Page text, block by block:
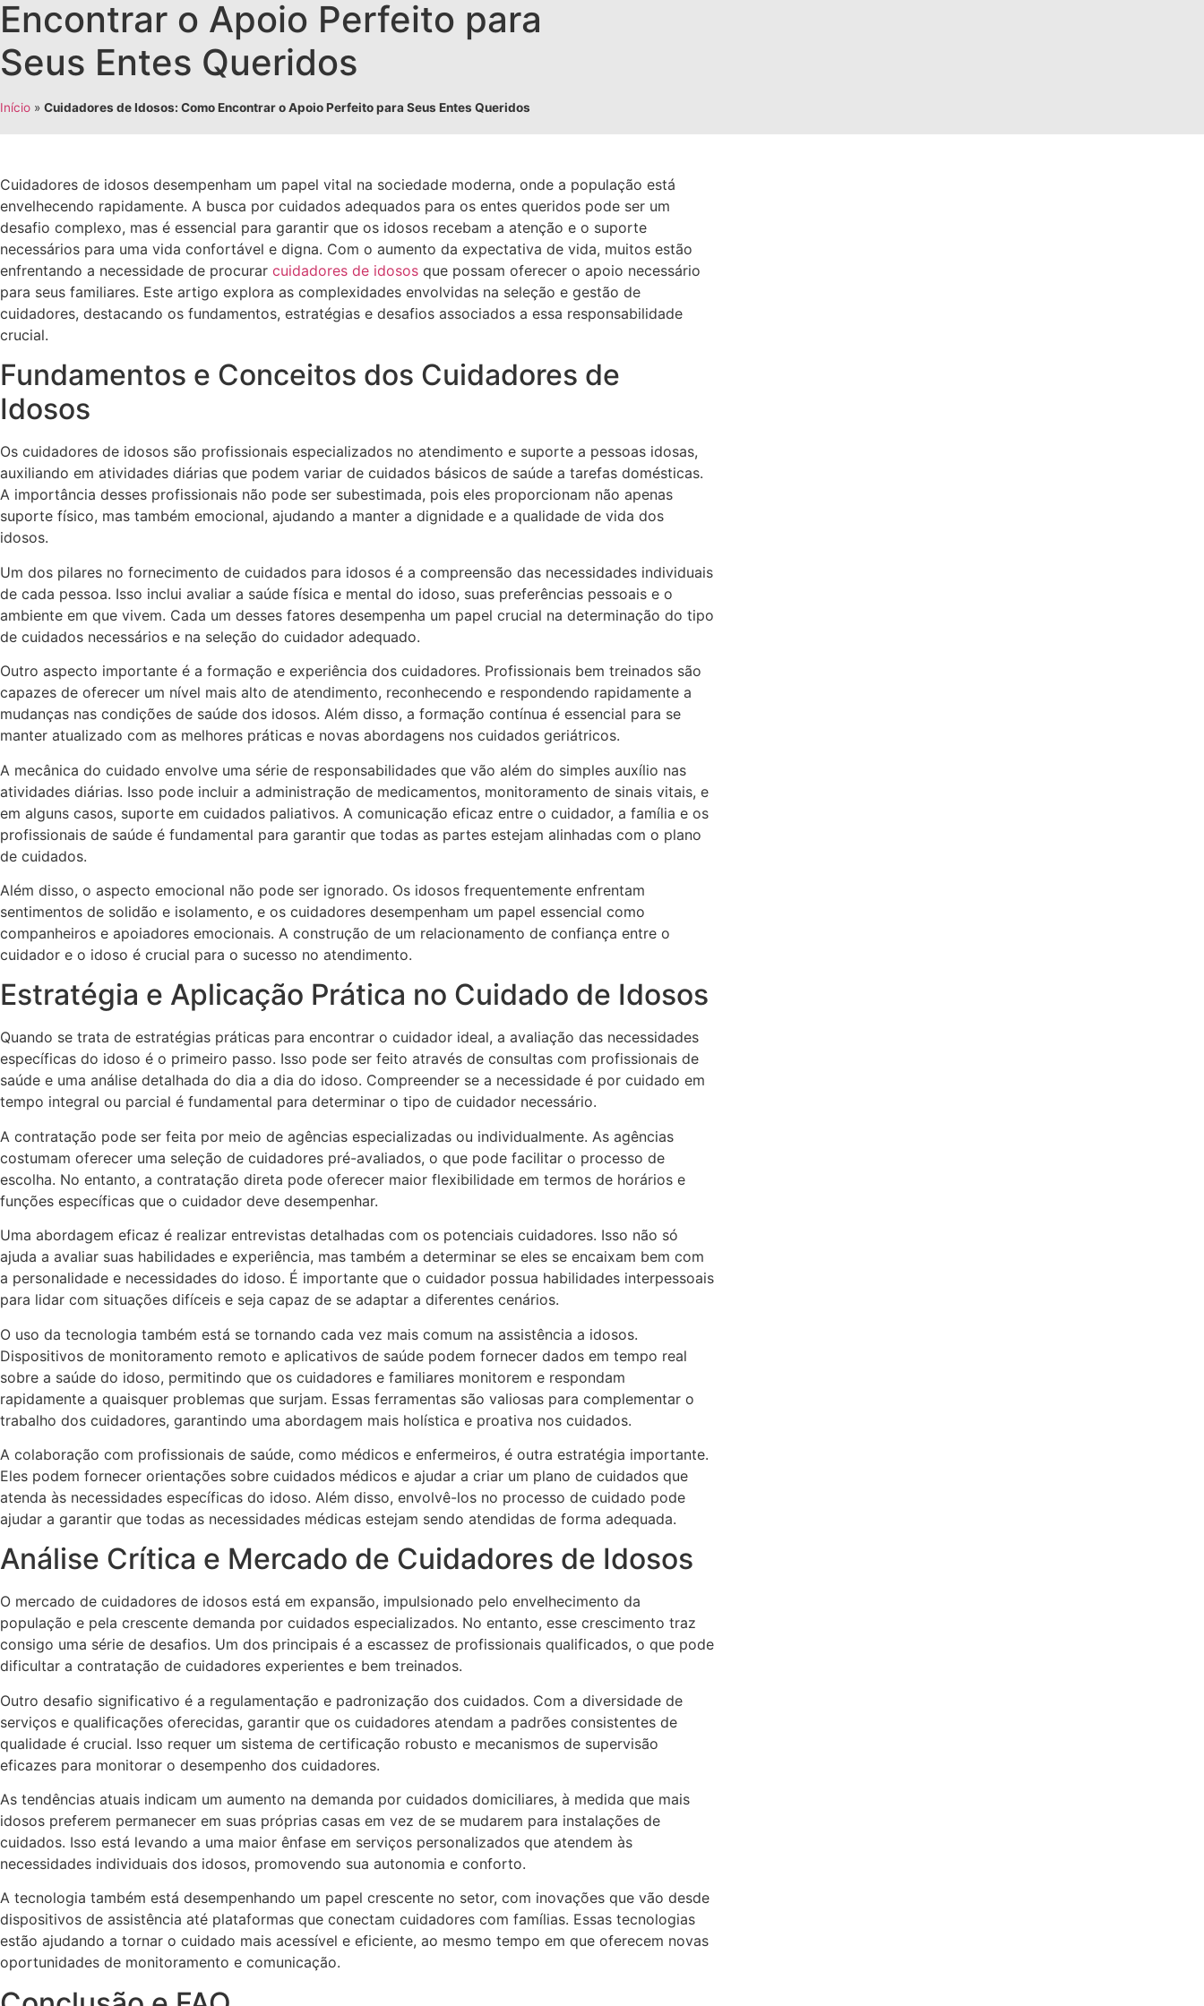
Encontrar o Apoio Perfeito para
Seus Entes Queridos
Início » Cuidadores de Idosos: Como Encontrar o Apoio Perfeito para Seus Entes Queridos
Cuidadores de idosos desempenham um papel vital na sociedade moderna, onde a população está
envelhecendo rapidamente. A busca por cuidados adequados para os entes queridos pode ser um
desafio complexo, mas é essencial para garantir que os idosos recebam a atenção e o suporte
necessários para uma vida confortável e digna. Com o aumento da expectativa de vida, muitos estão
enfrentando a necessidade de procurar cuidadores de idosos que possam oferecer o apoio necessário
para seus familiares. Este artigo explora as complexidades envolvidas na seleção e gestão de
cuidadores, destacando os fundamentos, estratégias e desafios associados a essa responsabilidade
crucial.
Fundamentos e Conceitos dos Cuidadores de
Idosos
Os cuidadores de idosos são profissionais especializados no atendimento e suporte a pessoas idosas,
auxiliando em atividades diárias que podem variar de cuidados básicos de saúde a tarefas domésticas.
A importância desses profissionais não pode ser subestimada, pois eles proporcionam não apenas
suporte físico, mas também emocional, ajudando a manter a dignidade e a qualidade de vida dos
idosos.
Um dos pilares no fornecimento de cuidados para idosos é a compreensão das necessidades individuais
de cada pessoa. Isso inclui avaliar a saúde física e mental do idoso, suas preferências pessoais e o
ambiente em que vivem. Cada um desses fatores desempenha um papel crucial na determinação do tipo
de cuidados necessários e na seleção do cuidador adequado.
Outro aspecto importante é a formação e experiência dos cuidadores. Profissionais bem treinados são
capazes de oferecer um nível mais alto de atendimento, reconhecendo e respondendo rapidamente a
mudanças nas condições de saúde dos idosos. Além disso, a formação contínua é essencial para se
manter atualizado com as melhores práticas e novas abordagens nos cuidados geriátricos.
A mecânica do cuidado envolve uma série de responsabilidades que vão além do simples auxílio nas
atividades diárias. Isso pode incluir a administração de medicamentos, monitoramento de sinais vitais, e
em alguns casos, suporte em cuidados paliativos. A comunicação eficaz entre o cuidador, a família e os
profissionais de saúde é fundamental para garantir que todas as partes estejam alinhadas com o plano
de cuidados.
Além disso, o aspecto emocional não pode ser ignorado. Os idosos frequentemente enfrentam
sentimentos de solidão e isolamento, e os cuidadores desempenham um papel essencial como
companheiros e apoiadores emocionais. A construção de um relacionamento de confiança entre o
cuidador e o idoso é crucial para o sucesso no atendimento.
Estratégia e Aplicação Prática no Cuidado de Idosos
Quando se trata de estratégias práticas para encontrar o cuidador ideal, a avaliação das necessidades
específicas do idoso é o primeiro passo. Isso pode ser feito através de consultas com profissionais de
saúde e uma análise detalhada do dia a dia do idoso. Compreender se a necessidade é por cuidado em
tempo integral ou parcial é fundamental para determinar o tipo de cuidador necessário.
A contratação pode ser feita por meio de agências especializadas ou individualmente. As agências
costumam oferecer uma seleção de cuidadores pré-avaliados, o que pode facilitar o processo de
escolha. No entanto, a contratação direta pode oferecer maior flexibilidade em termos de horários e
funções específicas que o cuidador deve desempenhar.
Uma abordagem eficaz é realizar entrevistas detalhadas com os potenciais cuidadores. Isso não só
ajuda a avaliar suas habilidades e experiência, mas também a determinar se eles se encaixam bem com
a personalidade e necessidades do idoso. É importante que o cuidador possua habilidades interpessoais
para lidar com situações difíceis e seja capaz de se adaptar a diferentes cenários.
O uso da tecnologia também está se tornando cada vez mais comum na assistência a idosos.
Dispositivos de monitoramento remoto e aplicativos de saúde podem fornecer dados em tempo real
sobre a saúde do idoso, permitindo que os cuidadores e familiares monitorem e respondam
rapidamente a quaisquer problemas que surjam. Essas ferramentas são valiosas para complementar o
trabalho dos cuidadores, garantindo uma abordagem mais holística e proativa nos cuidados.
A colaboração com profissionais de saúde, como médicos e enfermeiros, é outra estratégia importante.
Eles podem fornecer orientações sobre cuidados médicos e ajudar a criar um plano de cuidados que
atenda às necessidades específicas do idoso. Além disso, envolvê-los no processo de cuidado pode
ajudar a garantir que todas as necessidades médicas estejam sendo atendidas de forma adequada.
Análise Crítica e Mercado de Cuidadores de Idosos
O mercado de cuidadores de idosos está em expansão, impulsionado pelo envelhecimento da
população e pela crescente demanda por cuidados especializados. No entanto, esse crescimento traz
consigo uma série de desafios. Um dos principais é a escassez de profissionais qualificados, o que pode
dificultar a contratação de cuidadores experientes e bem treinados.
Outro desafio significativo é a regulamentação e padronização dos cuidados. Com a diversidade de
serviços e qualificações oferecidas, garantir que os cuidadores atendam a padrões consistentes de
qualidade é crucial. Isso requer um sistema de certificação robusto e mecanismos de supervisão
eficazes para monitorar o desempenho dos cuidadores.
As tendências atuais indicam um aumento na demanda por cuidados domiciliares, à medida que mais
idosos preferem permanecer em suas próprias casas em vez de se mudarem para instalações de
cuidados. Isso está levando a uma maior ênfase em serviços personalizados que atendem às
necessidades individuais dos idosos, promovendo sua autonomia e conforto.
A tecnologia também está desempenhando um papel crescente no setor, com inovações que vão desde
dispositivos de assistência até plataformas que conectam cuidadores com famílias. Essas tecnologias
estão ajudando a tornar o cuidado mais acessível e eficiente, ao mesmo tempo em que oferecem novas
oportunidades de monitoramento e comunicação.